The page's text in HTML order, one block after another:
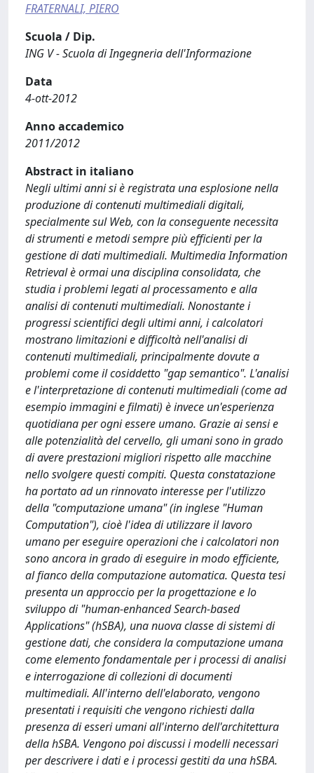
FRATERNALI, PIERO
Scuola / Dip.
ING V - Scuola di Ingegneria dell'Informazione
Data
4-ott-2012
Anno accademico
2011/2012
Abstract in italiano
Negli ultimi anni si è registrata una esplosione nella
produzione di contenuti multimediali digitali,
specialmente sul Web, con la conseguente necessita
di strumenti e metodi sempre più efficienti per la
gestione di dati multimediali. Multimedia Information
Retrieval è ormai una disciplina consolidata, che
studia i problemi legati al processamento e alla
analisi di contenuti multimediali. Nonostante i
progressi scientifici degli ultimi anni, i calcolatori
mostrano limitazioni e difficoltà nell'analisi di
contenuti multimediali, principalmente dovute a
problemi come il cosiddetto "gap semantico". L'analisi
e l'interpretazione di contenuti multimediali (come ad
esempio immagini e filmati) è invece un'esperienza
quotidiana per ogni essere umano. Grazie ai sensi e
alle potenzialità del cervello, gli umani sono in grado
di avere prestazioni migliori rispetto alle macchine
nello svolgere questi compiti. Questa constatazione
ha portato ad un rinnovato interesse per l'utilizzo
della "computazione umana" (in inglese "Human
Computation"), cioè l'idea di utilizzare il lavoro
umano per eseguire operazioni che i calcolatori non
sono ancora in grado di eseguire in modo efficiente,
al fianco della computazione automatica. Questa tesi
presenta un approccio per la progettazione e lo
sviluppo di "human-enhanced Search-based
Applications" (hSBA), una nuova classe di sistemi di
gestione dati, che considera la computazione umana
come elemento fondamentale per i processi di analisi
e interrogazione di collezioni di documenti
multimediali. All'interno dell'elaborato, vengono
presentati i requisiti che vengono richiesti dalla
presenza di esseri umani all'interno dell'architettura
della hSBA. Vengono poi discussi i modelli necessari
per descrivere i dati e i processi gestiti da una hSBA.